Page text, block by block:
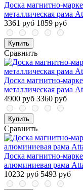
Доска магнитно-
металлическая рама
3361 руб 1859 руб
Купить
Сравнить
Доска магнитно-
металлическая рама
4900 руб 3360 руб
Купить
Сравнить
Доска магнитно-
алюминиевая рама
10232 руб 5493 руб